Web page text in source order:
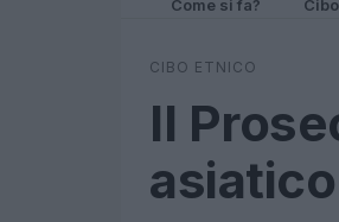
Come si fa?
CIBO ETNICO
Il
asiatico